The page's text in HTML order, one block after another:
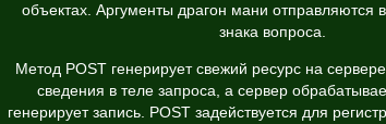
объектах. Аргументы драгон мани отправляются
знака вопроса.
Метод POST генерирует свежий ресурс на
сведения в теле запроса, а сервер
генерирует запись. POST задействуется для